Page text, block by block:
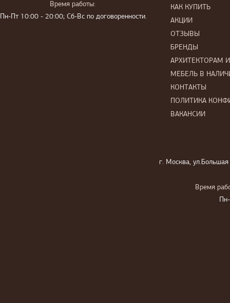
Время работы:
Пн-Пт 10:00 - 20:00; Сб-Вс по договоренности.
КАК КУПИТЬ
АКЦИИ
ОТЗЫВЫ
БРЕНДЫ
АРХИТЕКТОРАМ
МЕБЕЛЬ В
КОНТАКТЫ
ПОЛИТИКА
ВАКАНСИИ
г. Москва,
Время